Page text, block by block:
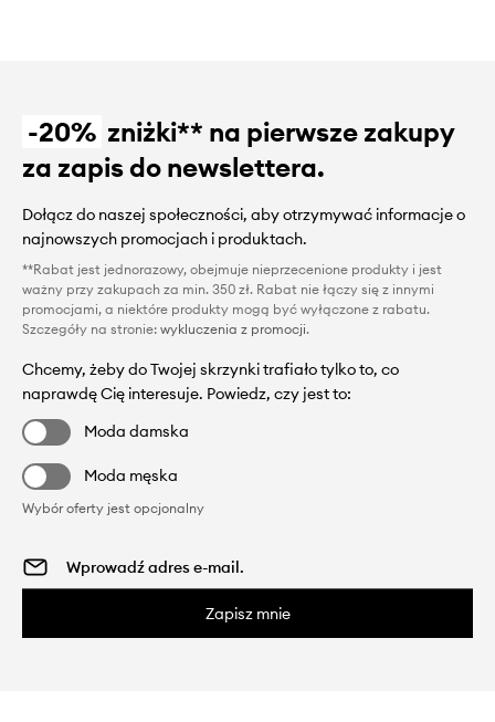
-20% zniżki** na pierwsze zakupy
za zapis do newslettera.
Dołącz do naszej społeczności, aby otrzymywać informacje o
najnowszych promocjach i produktach.
**Rabat jest jednorazowy, obejmuje nieprzecenione produkty i jest
ważny przy zakupach za min. 350 zł. Rabat nie łączy się z innymi
promocjami, a niektóre produkty mogą być wyłączone z rabatu.
Szczegóły na stronie: wykluczenia z promocji.
Chcemy, żeby do Twojej skrzynki trafiało tylko to, co
naprawdę Cię interesuje. Powiedz, czy jest to:
Moda damska
Moda męska
Wybór oferty jest opcjonalny
Zapisz mnie